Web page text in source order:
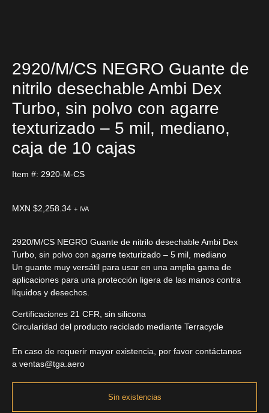
2920/M/CS NEGRO Guante de
nitrilo desechable Ambi Dex
Turbo, sin polvo con agarre
texturizado – 5 mil, mediano,
caja de 10 cajas
Item #: 2920-M-CS
MXN $2,258.34 + IVA
2920/M/CS NEGRO Guante de nitrilo desechable Ambi Dex
Turbo, sin polvo con agarre texturizado – 5 mil, mediano
Un guante muy versátil para usar en una amplia gama de
aplicaciones para una protección ligera de las manos contra
líquidos y desechos.
Certificaciones 21 CFR, sin silicona
Circularidad del producto reciclado mediante Terracycle
En caso de requerir mayor existencia, por favor contáctanos
a ventas@tga.aero
Sin existencias